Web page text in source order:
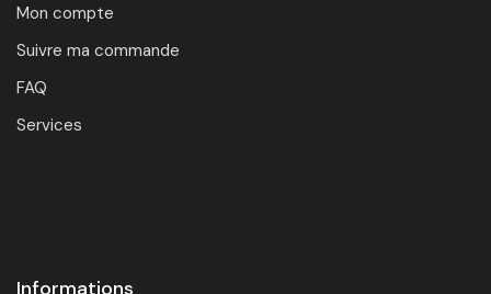
Mon compte
Suivre ma commande
FAQ
Services
Informations